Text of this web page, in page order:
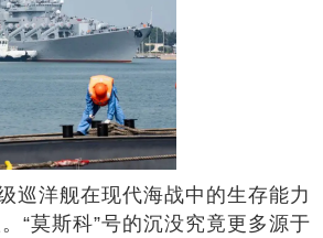
巡洋舰在现代海战中的生存能力
“莫斯科”号的沉没究竟更多源于